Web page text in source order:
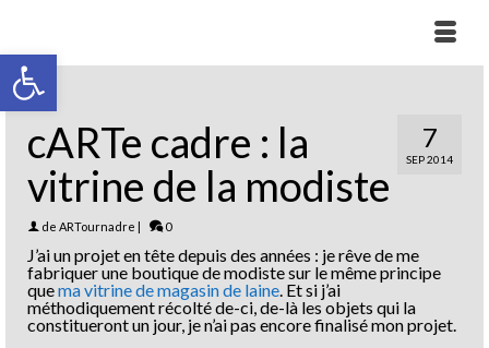
Ouvrir la barre d’outils
7
SEP 2014
cARTe cadre : la
vitrine de la modiste
de ARTournadre | 0
J’ai un projet en tête depuis des années : je rêve de me
fabriquer une boutique de modiste sur le même principe
quema vitrine de magasin de laine. Et si j’ai
méthodiquement récolté de-ci, de-là les objets qui la
constitueront un jour, je n’ai pas encore finalisé mon projet.